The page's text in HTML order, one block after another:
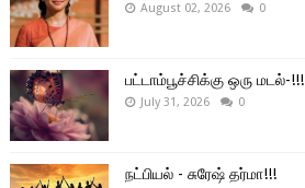
August 02, 2026 0
பட்டாம்பூச்சிக்கு ஒரு மடல்-!!!
July 31, 2026 0
நட்பியல் - சுரேஷ் தர்மா!!!